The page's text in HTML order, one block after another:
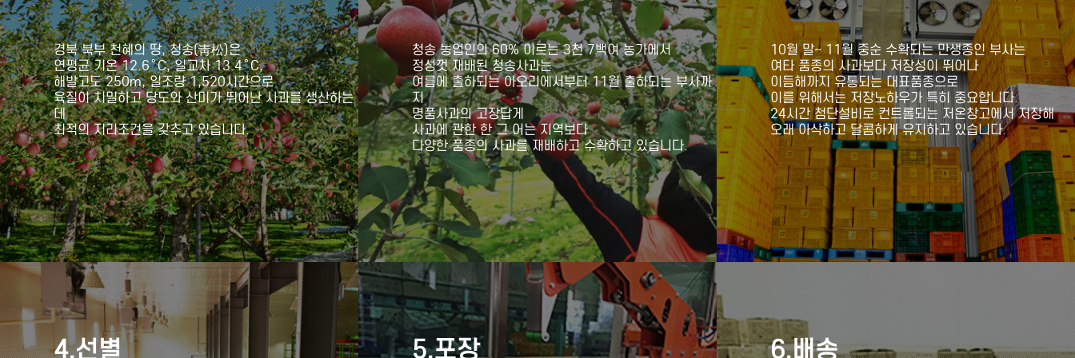
경북 북부 천혜의 땅, 청송(靑松)은
연평균 기온 12.6˚C, 일교차 13.4˚C,
해발고도 250m, 일조량 1,520시간으로
육질이 치밀하고 당도와 산미가 뛰어난 사과를 생산하는
데
최적의 지리조건을 갖추고 있습니다.
청송 농업인의 60% 이르는 3천 7백여 농가에서
정성껏 재배된 청송사과는
여름에 출하되는 아오리에서부터 11월 출하되는 부사까
지
명품사과의 고장답게
사과에 관한 한 그 어는 지역보다
다양한 품종의 사과를 재배하고 수확하고 있습니다.
10월 말~ 11월 중순 수확되는 만생종인 부사는
여타 품종의 사과보다 저장성이 뛰어나
이듬해까지 유통되는 대표품종으로
이를 위해서는 저장노하우가 특히 중요합니다.
24시간 첨단설비로 컨트롤되는 저온창고에서 저장해
오래 아삭하고 달콤하게 유지하고 있습니다.
4.선별 5.포장 6.배송